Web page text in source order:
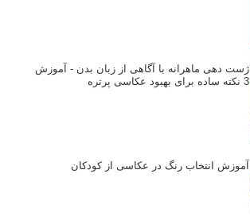
ژست دهی ماهرانه با آگاهی از زبان بدن - آموزش
3 نکته ساده برای بهبود عکاسی پرتره
آموزش انتخاب رنگ در عکاسی از کودکان